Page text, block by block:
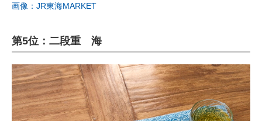
画像：JR東海MARKET
第5位：二段重 海